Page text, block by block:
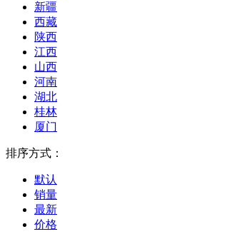
新疆
西藏
陕西
江西
山西
河南
湖北
桂林
厦门
排序方式：
默认
销量
最新
价格